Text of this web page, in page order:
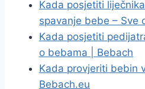
Kada posjetiti
spavanje bebe – Sve
Kada posjetiti
o bebama | Bebach
Kada provjeriti bebin
Bebach.eu